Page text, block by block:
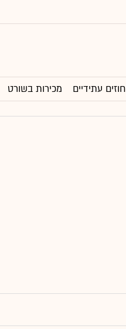
חוזים עתידיים מכירות בשורט